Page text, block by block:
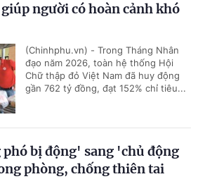
người có hoàn cảnh khó
(Chinhphu.vn) - Trong Tháng Nhân
đạo năm 2026, toàn hệ thống Hội
Chữ thập đỏ Việt Nam đã huy động
gần 762 tỷ đồng, đạt 152% chỉ tiêu...
bị động' sang 'chủ động
phòng, chống thiên tai